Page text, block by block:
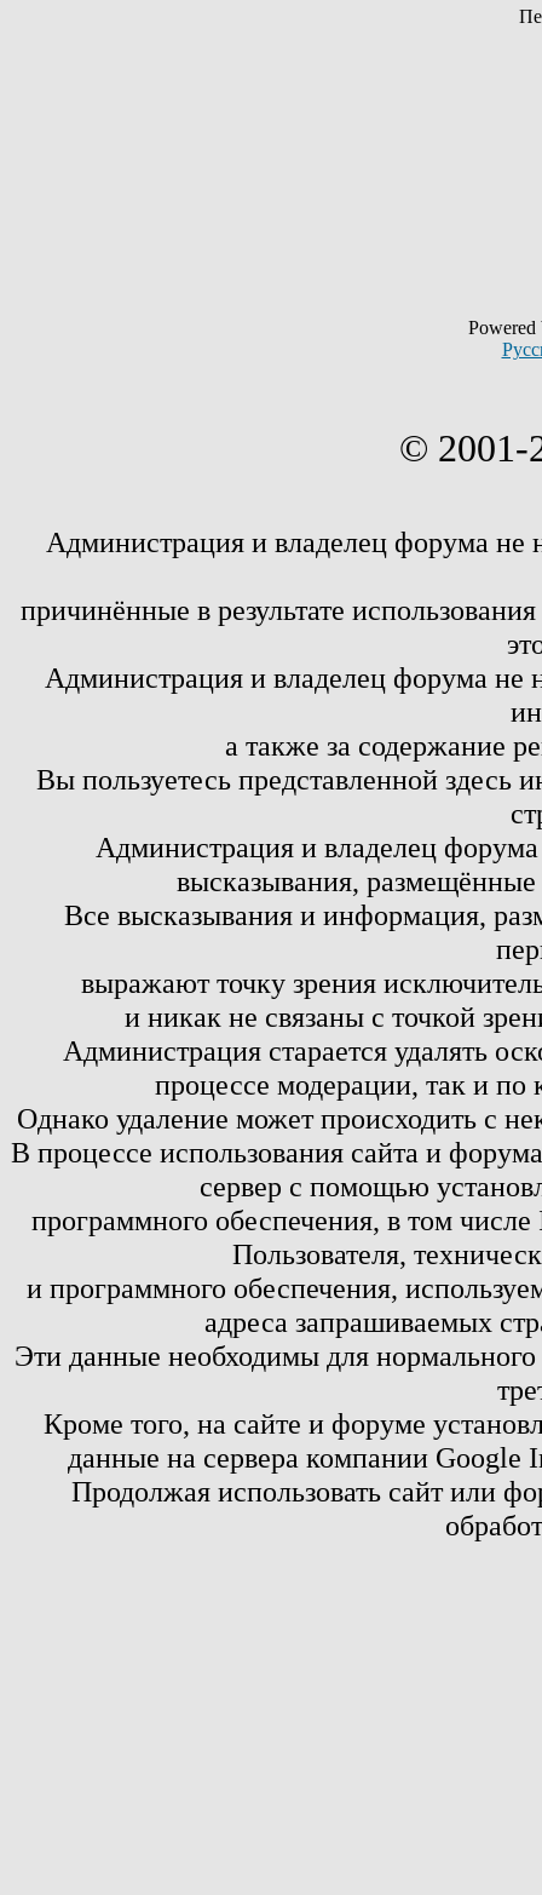
© 2001-
Администрация и владелец форума не
причинённые в результате
Администрация и владелец форума не
а также за содержание
Вы пользуетесь представленной здесь
Администрация и владелец
высказывания,
Все высказывания и информация,
выражают точку зрения
и никак не связаны с точкой
Администрация старается удалять
процессе модерации, так и по
Однако удаление может происходить с
В процессе использования сайта и
сервер с помощью
программного обеспечения, в том
Пользователя,
и программного обеспечения,
адреса запрашиваемых
Эти данные необходимы для
Кроме того, на сайте и форуме
данные на сервера компании
Продолжая использовать сайт или